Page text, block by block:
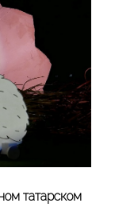
татарском